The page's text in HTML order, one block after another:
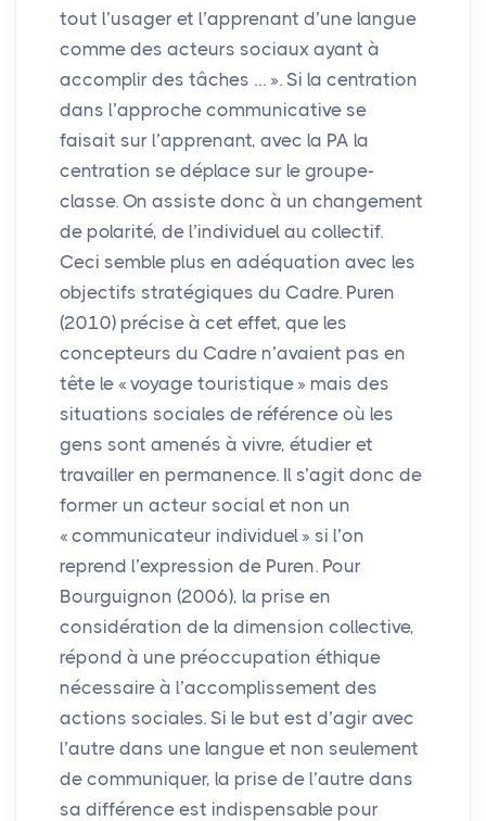
tout l’usager et l’apprenant d’une langue
comme des acteurs sociaux ayant à
accomplir des tâches … ». Si la centration
dans l’approche communicative se
faisait sur l’apprenant, avec la PA la
centration se déplace sur le groupe-
classe. On assiste donc à un changement
de polarité, de l’individuel au collectif.
Ceci semble plus en adéquation avec les
objectifs stratégiques du Cadre. Puren
(2010) précise à cet effet, que les
concepteurs du Cadre n’avaient pas en
tête le « voyage touristique » mais des
situations sociales de référence où les
gens sont amenés à vivre, étudier et
travailler en permanence. Il s’agit donc de
former un acteur social et non un
« communicateur individuel » si l’on
reprend l’expression de Puren. Pour
Bourguignon (2006), la prise en
considération de la dimension collective,
répond à une préoccupation éthique
nécessaire à l’accomplissement des
actions sociales. Si le but est d’agir avec
l’autre dans une langue et non seulement
de communiquer, la prise de l’autre dans
sa différence est indispensable pour